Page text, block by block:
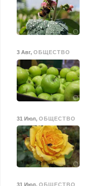
3 Авг, ОБЩЕСТВО
31 Июл, ОБЩЕСТВО
31 Июл, ОБЩЕСТВО